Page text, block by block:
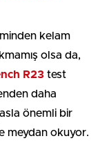
kelam
olsa da,
R23 test
daha
önemli bir
meydan okuyor.